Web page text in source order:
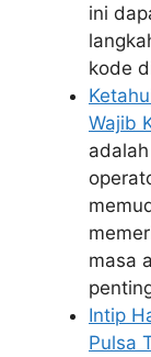
ini
kode
Wajib
masa
Intip
Pulsa